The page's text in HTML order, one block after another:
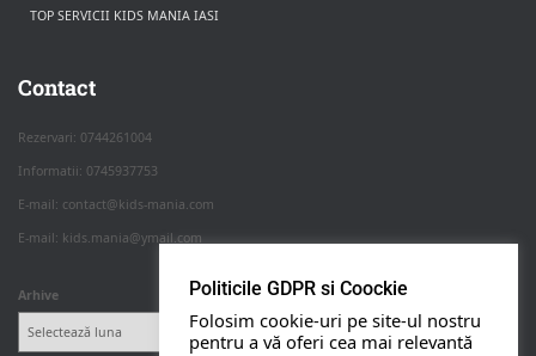
TOP SERVICII KIDS MANIA IASI
Contact
Rezervari: 0744261004
Informatii: 0745937753
E-mail: contact@kids-mania.com
E-mail: kids.mania@ymail.com
Arhive Politicile GDPR si Coockie
Folosim cookie-uri pe site-ul nostru
pentru a vă oferi cea mai relevantă
Apasa pe o categorie ca sa vezi serviciile.
PETRECERI COPII
NUNTA